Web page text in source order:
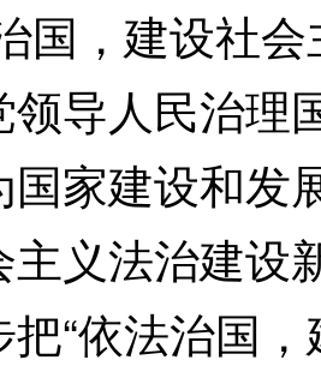
国，建设社
领导人民治理
国家建设和发
主义法治建设
“依法治国